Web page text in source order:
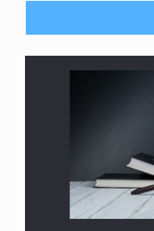
أو الهجرية؟